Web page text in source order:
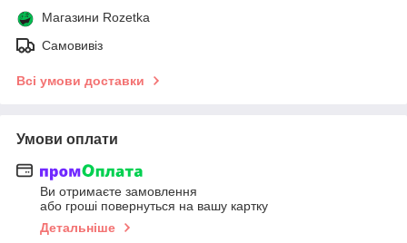
Магазини Rozetka
Самовивіз
Всі умови доставки
Умови оплати
Ви отримаєте замовлення
або гроші повернуться на вашу картку
Детальніше